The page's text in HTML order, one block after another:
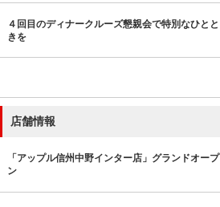
４回目のディナークルーズ懇親会で特別なひとと
きを
店舗情報
「アップル信州中野インター店」グランドオープ
ン